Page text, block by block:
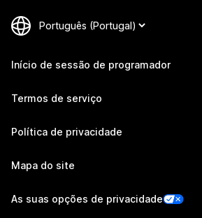
Início de sessão de programador
Termos de serviço
Política de privacidade
Mapa do site
As suas opções de privacidade